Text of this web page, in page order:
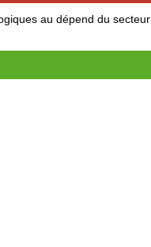
du secteur